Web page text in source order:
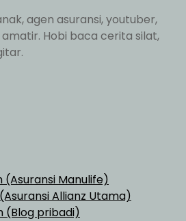
agen asuransi, youtuber,
Hobi baca cerita silat,
(Asuransi Manulife)
Allianz Utama)
(Blog pribadi)